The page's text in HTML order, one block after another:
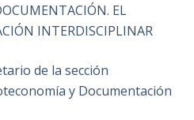
EL
INTERDISCIPLINAR
de la sección
y Documentación